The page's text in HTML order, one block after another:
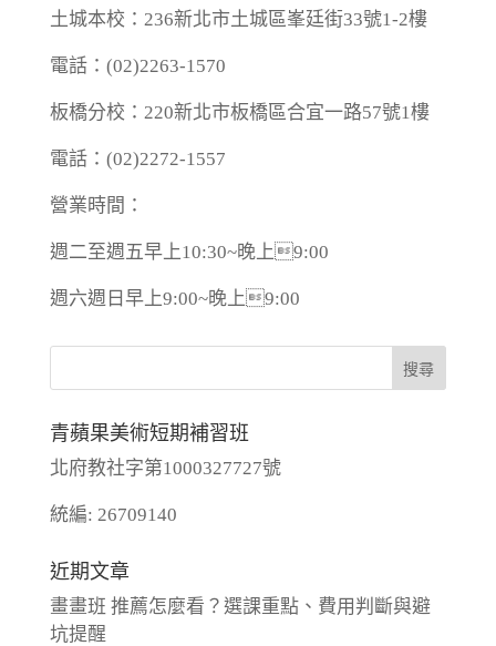
土城本校：236新北市土城區峯廷街33號1-2樓
電話：(02)2263-1570
板橋分校：220新北市板橋區合宜一路57號1樓
電話：(02)2272-1557
營業時間：
週二至週五早上10:30~晚上9:00
週六週日早上9:00~晚上9:00
青蘋果美術短期補習班
北府教社字第1000327727號
統編: 26709140
近期文章
畫畫班 推薦怎麼看？選課重點、費用判斷與避
坑提醒